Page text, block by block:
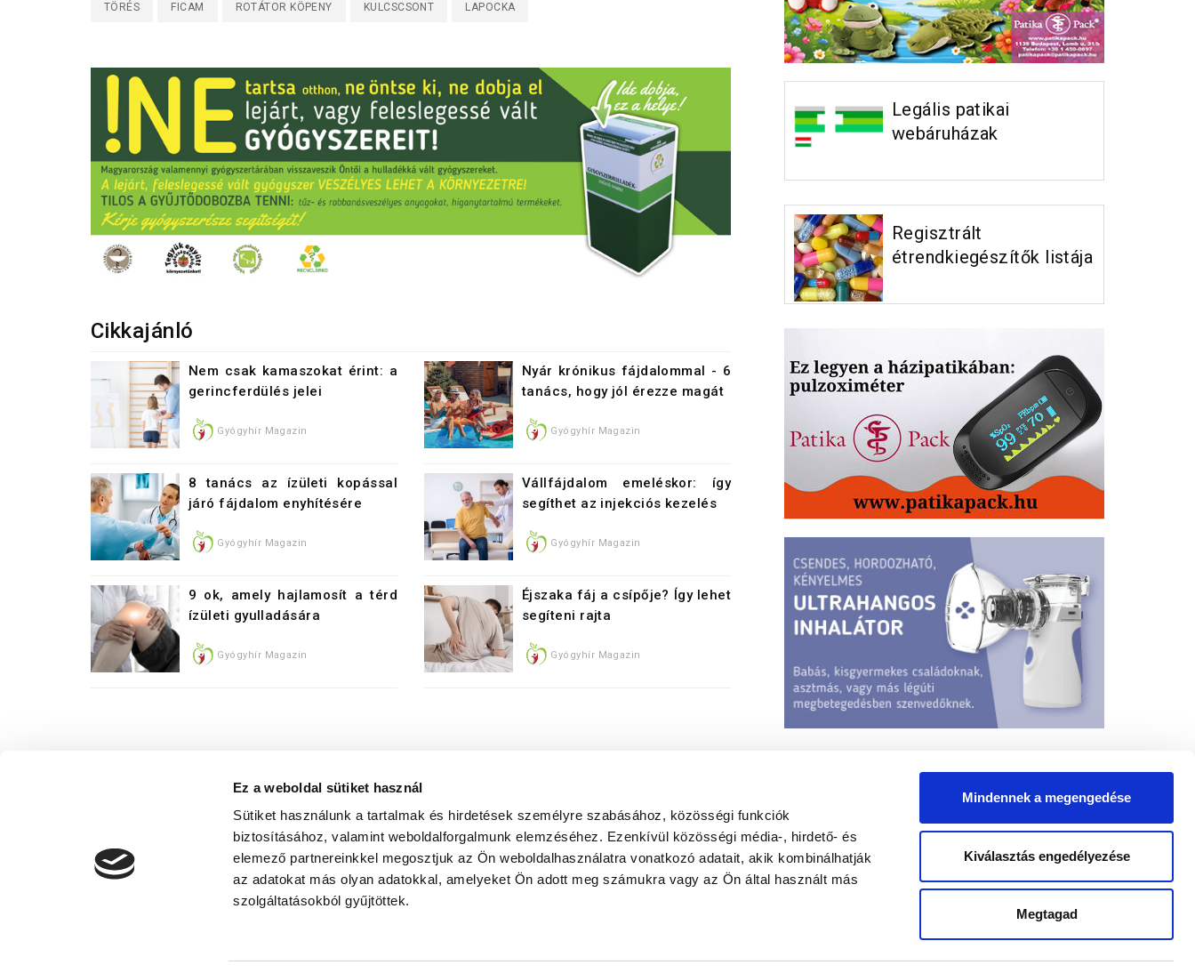
Ez a weboldal sütiket használ
Sütiket használunk a tartalmak és hirdetések személyre szabásához, közösségi funkciók
biztosításához, valamint weboldalforgalmunk elemzéséhez. Ezenkívül közösségi média-, hirdető- és
elemező partnereinkkel megosztjuk az Ön weboldalhasználatra vonatkozó adatait, akik kombinálhatják
az adatokat más olyan adatokkal, amelyeket Ön adott meg számukra vagy az Ön által használt más
szolgáltatásokból gyűjtöttek.
Mindennek a megengedése
Kiválasztás engedélyezése
Megtagad
TÖRÉS FICAM ROTÁTOR KÖPENY KULCSCSONT LAPOCKA
Cikkajánló
Nem csak kamaszokat érint: a
gerincferdülés jelei
Gyógyhír Magazin
Nyár krónikus fájdalommal - 6
tanács, hogy jól érezze magát
Gyógyhír Magazin
8 tanács az ízületi kopással
járó fájdalom enyhítésére
Gyógyhír Magazin
Vállfájdalom emeléskor: így
segíthet az injekciós kezelés
Gyógyhír Magazin
9 ok, amely hajlamosít a térd
ízületi gyulladására
Gyógyhír Magazin
Éjszaka fáj a csípője? Így lehet
segíteni rajta
Gyógyhír Magazin
Legális patikai
webáruházak
Regisztrált
étrendkiegészítők listája
Adatvédelmi nyilatkozat| Gyógypedagógus állások